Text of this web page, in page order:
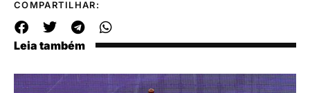
COMPARTILHAR:
Leia também